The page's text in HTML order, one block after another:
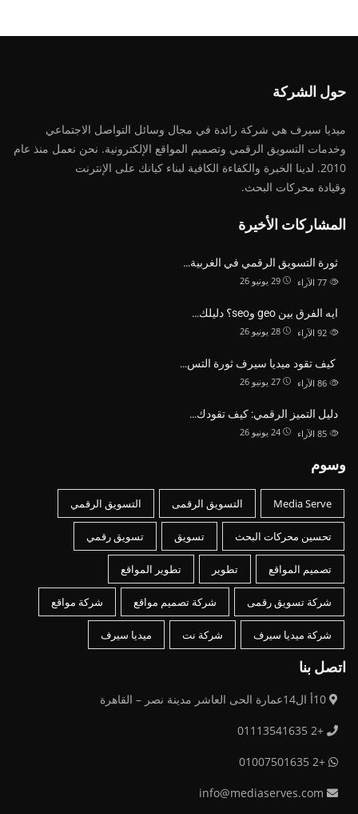
حول الشركة
ميديا ​​سيرف هي شركة رائدة في مجال وسائل التواصل الاجتماعي
وخدمات التسويق الرقمي وتصميم المواقع الإلكترونية. نحن نعمل منذ عام
2010. لدينا الخبرة والكفاءة الكافية لبناء كيانك على الإنترنت
وقيادة محركات البحث.
المشاركات الأخيرة
ثورة التسويق الرقمي في الغربية…
29 يونيو 26 الآراء
ايه الفرق بين geo وseo؟ دليلك…
28 يونيو 26 الآراء
كيف تقود ميديا سيرف ثورة التس…
27 يونيو 26 الآراء
دليل التميز الرقمي: كيف تقودك…
24 يونيو 26 الآراء
وسوم
Media Serve التسويق الرقمى التسويق الرقمي
تحسين محركات البحث تسويق تسويق رقمي
تصميم المواقع تطوير تطوير المواقع
شركة تسويق رقمى شركة تصميم مواقع شركة مواقع
شركة ميديا سيرف شركة نت ميديا سيرف
اتصل بنا
+2 01113541635
+2 01007501635